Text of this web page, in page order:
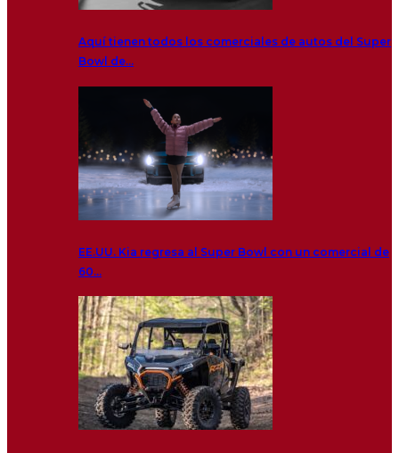
Aquí tienen todos los comerciales de autos del Super
Bowl de…
EE.UU. Kia regresa al Super Bowl con un comercial de
60…